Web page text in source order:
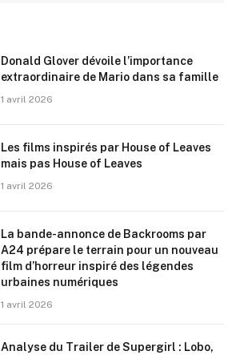
Donald Glover dévoile l’importance
extraordinaire de Mario dans sa famille
1 avril 2026
Les films inspirés par House of Leaves
mais pas House of Leaves
1 avril 2026
La bande-annonce de Backrooms par
A24 prépare le terrain pour un nouveau
film d’horreur inspiré des légendes
urbaines numériques
1 avril 2026
Analyse du Trailer de Supergirl : Lobo,